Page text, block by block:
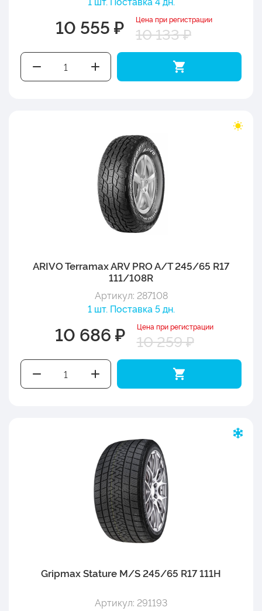
10 555 ₽ Цена при регистрации
10 133 ₽
ARIVO Terramax ARV PRO A/T 245/65 R17
111/108R
Артикул: 287108
1 шт. Поставка 5 дн.
10 686 ₽ Цена при регистрации
10 259 ₽
Gripmax Stature M/S 245/65 R17 111H
Артикул: 291193